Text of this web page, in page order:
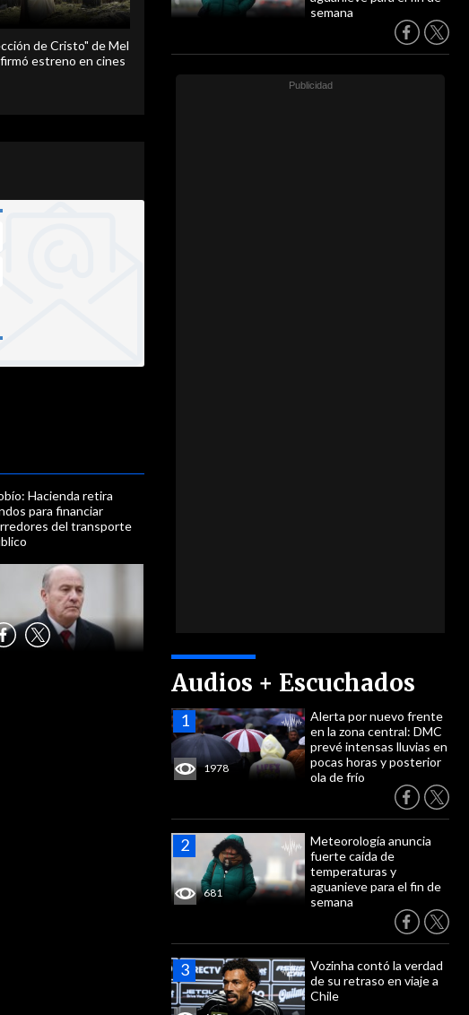
semana
Audios + Escuchados
1978
Alerta por nuevo frente
en la zona central: DMC
prevé intensas lluvias en
pocas horas y posterior
ola de frío
681
Meteorología anuncia
fuerte caída de
temperaturas y
aguanieve para el fin de
semana
Vozinha contó la verdad
de su retraso en viaje a
Chile
de Cristo" de Mel
estreno en cines
Hacienda retira
para financiar
del transporte